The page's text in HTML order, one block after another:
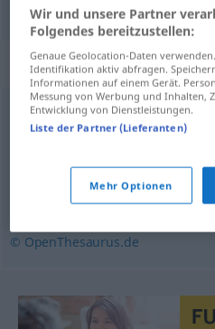
Synonyme für
Perspektive,Zweck,Ziel
Richtschnur,Kurs,Programm
Leitfaden
© OpenThesaurus.de
Wir und unsere Partner
Folgendes bereitzustellen:
Genaue Geolocation-Daten
Identifikation aktiv abfragen.
Informationen auf einem Gerät.
Messung von Werbung und Inhalten,
Entwicklung von Dienstleistungen.
Liste der Partner (Lieferanten)
Mehr Optionen